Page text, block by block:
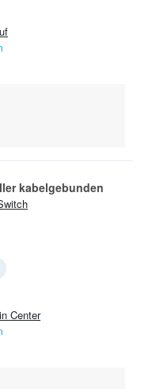
kabelgebunden
Center